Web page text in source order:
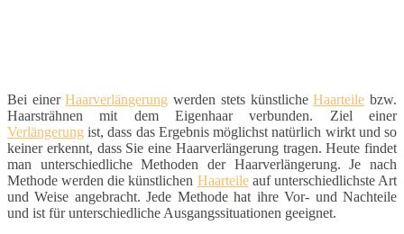
Bei einerHaarverlängerung werden stets künstlicheHaarteile bzw.
Haarsträhnen mit dem Eigenhaar verbunden. Ziel einer
Verlängerung ist, dass das Ergebnis möglichst natürlich wirkt und so
keiner erkennt, dass Sie eine Haarverlängerung tragen. Heute findet
man unterschiedliche Methoden der Haarverlängerung. Je nach
Methode werden die künstlichen Haarteileauf unterschiedlichste Art
und Weise angebracht. Jede Methode hat ihre Vor- und Nachteile
und ist für unterschiedliche Ausgangssituationen geeignet.